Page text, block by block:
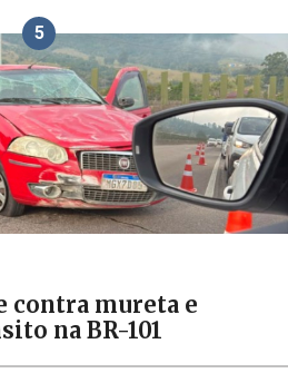
5
mureta e
na BR-101